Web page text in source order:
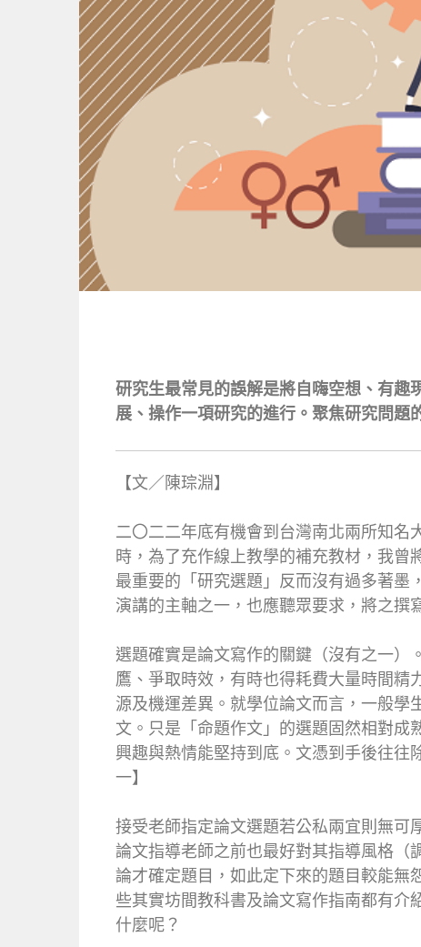
研究生最常見的誤解是將自嗨空想、有趣
展、操作一項研究的進行。聚焦研究問題
【文／陳琮淵】
二〇二二年底有機會到台灣南北兩所知名
時，為了充作線上教學的補充教材，我曾
最重要的「研究選題」反而沒有過多著墨
演講的主軸之一，也應聽眾要求，將之撰
選題確實是論文寫作的關鍵（沒有之一）
鷹、爭取時效，有時也得耗費大量時間精
源及機運差異。就學位論文而言，一般學
文。只是「命題作文」的選題固然相對成
興趣與熱情能堅持到底。文憑到手後往往
一】
接受老師指定論文選題若公私兩宜則無可
論文指導老師之前也最好對其指導風格（
論才確定題目，如此定下來的題目較能無
些其實坊間教科書及論文寫作指南都有介
什麼呢？